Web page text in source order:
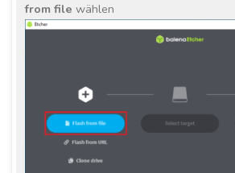
from file wählen